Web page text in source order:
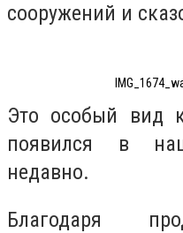
сооружений и
Это особый вид
появился в
недавно.
Благодаря